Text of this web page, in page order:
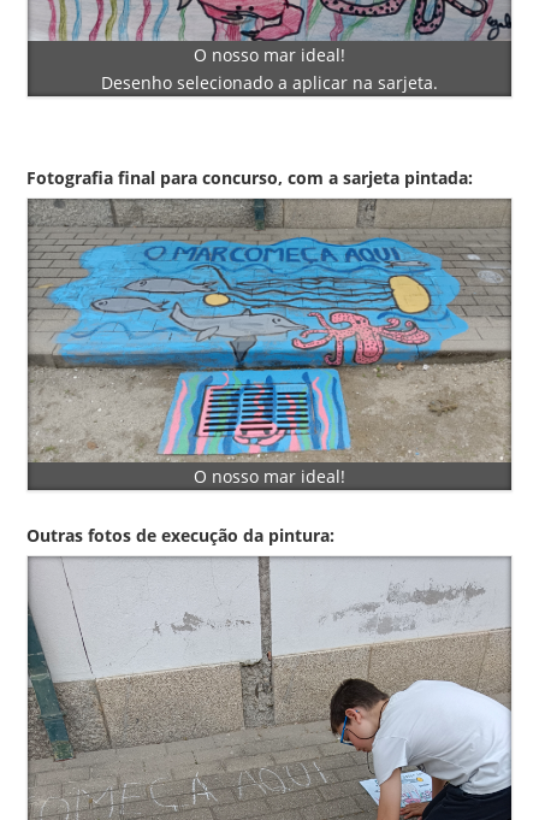
O nosso mar ideal!
Desenho selecionado a aplicar na sarjeta.
Fotografia final para concurso, com a sarjeta pintada:
O nosso mar ideal!
Outras fotos de execução da pintura: